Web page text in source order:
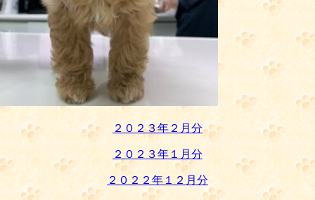
２０２３年２月分
２０２３年１月分
２０２２年１２月分